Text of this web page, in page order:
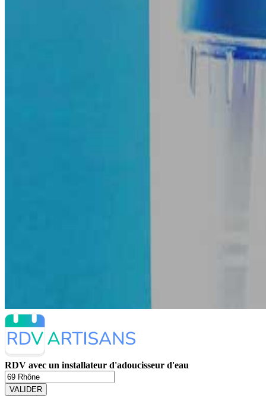
RDV avec un installateur d'adoucisseur d'eau
VALIDER